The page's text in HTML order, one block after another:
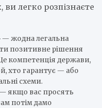
ви легко розпізнаєте
— жодна легальна
позитивне рішення
компетенція держави,
хто гарантує — або
схеми.
якщо вас просять
потім дамо